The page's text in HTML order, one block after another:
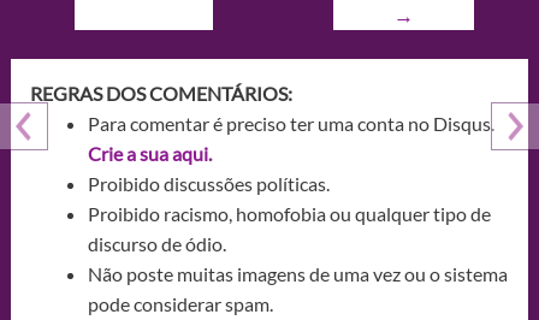
→
REGRAS DOS COMENTÁRIOS:
Para comentar é preciso ter uma conta no Disqus.
Crie a sua aqui.
Proibido discussões políticas.
Proibido racismo, homofobia ou qualquer tipo de
discurso de ódio.
Não poste muitas imagens de uma vez ou o sistema
pode considerar spam.